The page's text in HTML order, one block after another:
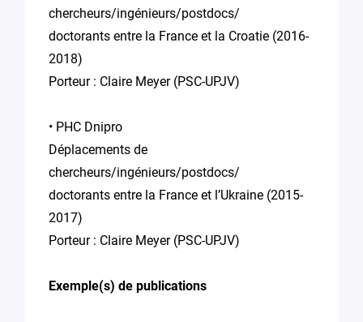
chercheurs/ingénieurs/postdocs/
doctorants entre la France et la Croatie (2016-
2018)
Porteur : Claire Meyer (PSC-UPJV)
• PHC Dnipro
Déplacements de
chercheurs/ingénieurs/postdocs/
doctorants entre la France et l’Ukraine (2015-
2017)
Porteur : Claire Meyer (PSC-UPJV)
Exemple(s) de publications